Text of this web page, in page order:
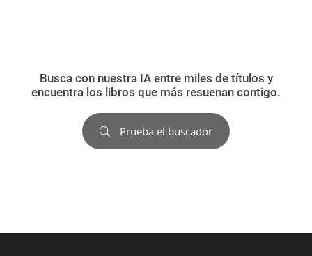
Busca con nuestra IA entre miles de títulos y
encuentra los libros que más resuenan contigo.
Prueba el buscador